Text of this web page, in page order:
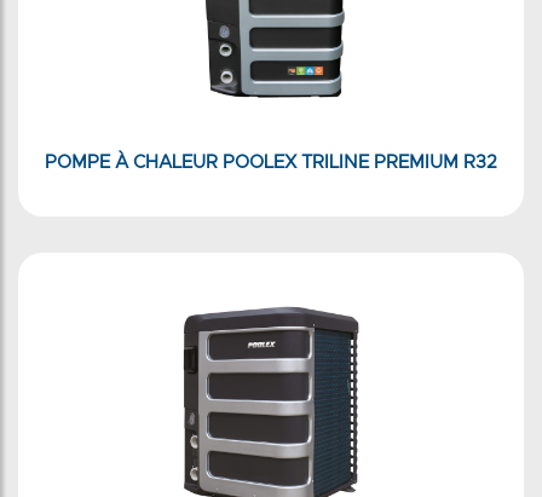
POMPE À CHALEUR POOLEX TRILINE PREMIUM R32